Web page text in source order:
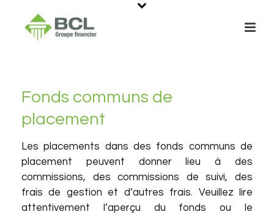
Fonds communs de
placement
Les placements dans des fonds communs de
placement peuvent donner lieu à des
commissions, des commissions de suivi, des
frais de gestion et d’autres frais. Veuillez lire
attentivement l’aperçu du fonds ou le